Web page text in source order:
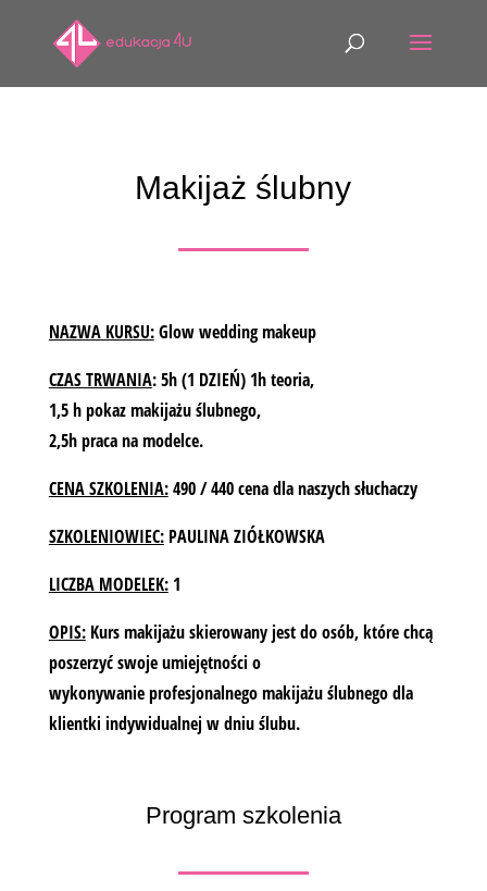
Makijaż ślubny
NAZWA KURSU:Glow wedding makeup
CZAS TRWANIA: 5h (1 DZIEŃ) 1h teoria,
1,5 h pokaz makijażu ślubnego,
2,5h praca na modelce.
CENA SZKOLENIA:490 / 440 cena dla naszych słuchaczy
SZKOLENIOWIEC:PAULINA ZIÓŁKOWSKA
LICZBA MODELEK:1
OPIS:Kurs makijażu skierowany jest do osób, które chcą
poszerzyć swoje umiejętności o
wykonywanie profesjonalnego makijażu ślubnego dla
klientki indywidualnej w dniu ślubu.
Program szkolenia